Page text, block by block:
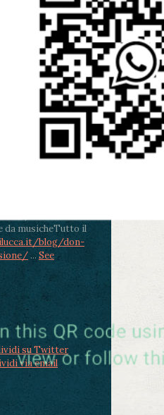
- Lucca, Scuola
Castruccio
murales in
dal Liceo
ore 18 - Fiano
- Messa in
da mons.
Lucca
ore 20.30 -
al Cippo di don
in alcuni
alle ore
conclusione al
Durante le
da musicheTutto il
blog/don-
... See
su Twitter
via email